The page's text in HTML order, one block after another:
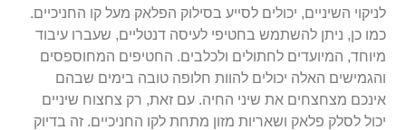
לניקוי השיניים, יכולים לסייע בסילוק הפלאק מעל קו החניכיים.
כמו כן, ניתן להשתמש בחטיפי לעיסה דנטליים, שעברו עיבוד
מיוחד, המיועדים לחתולים ולכלבים. החטיפים המחוספסים
והגמישים האלה יכולים להוות חלופה טובה בימים שבהם
אינכם מצחצחים את שיני החיה. עם זאת, רק צחצוח שיניים
יכול לסלק פלאק ושאריות מזון מתחת לקו החניכיים. זה בדיוק